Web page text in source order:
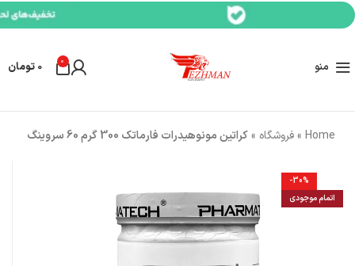
منو 0
0 تومان
Home
»فروشگاه »کراتین مونوهیدرات فارماتک 300 گرم 60 سروینگ
-30%
اتمام موجودی